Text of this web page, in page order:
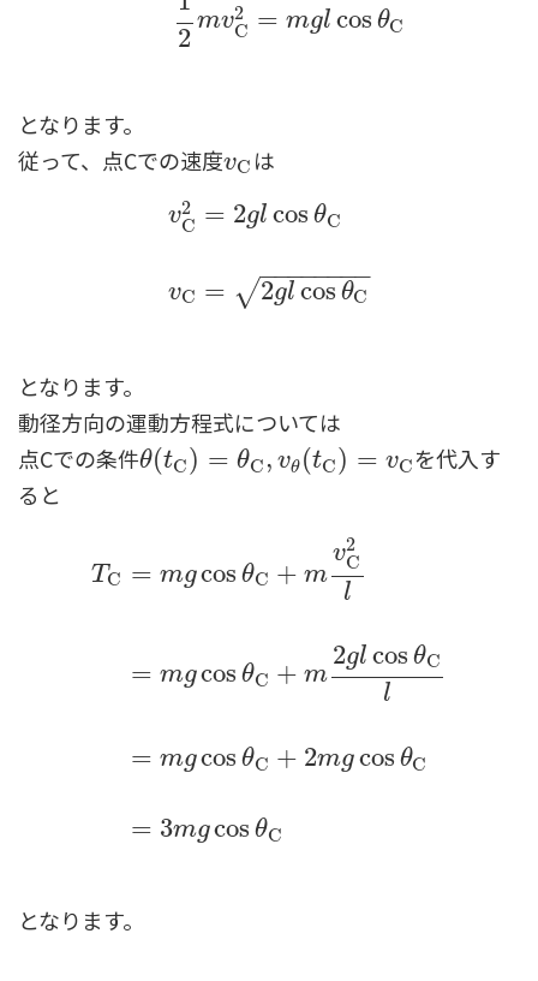
2
mv2
C = mgl cos θC
となります。
従って、点Cでの速度vC
vC は
v2
C
vC
=
=
2gl cos θC
2gl cos θC
− −
−−−−−−
√
となります。
動径方向の運動方程式については
点Cでの条件θ(tC) = θC , vθ (tC) = vC
θ(tC)= θC vθ(tC)=vC
を代入す
ると
T C =
=
=
=
mgcos θC + m
v2
C
l
mgcos θC + m
2gl cos θC
l
mgcos θC + 2mgcos θC
3mgcos θC
mg cosθC+mvC 2 =mgcosθC+m2
となります。